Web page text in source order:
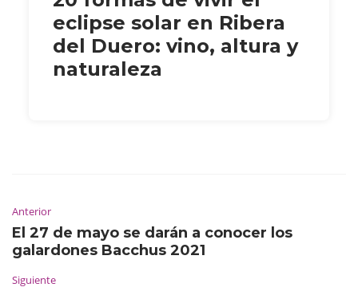
eclipse solar en Ribera
del Duero: vino, altura y
naturaleza
Anterior
El 27 de mayo se darán a conocer los
galardones Bacchus 2021
Siguiente